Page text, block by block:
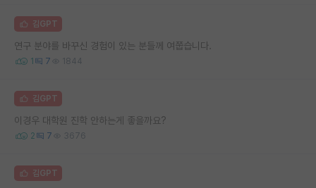
김GPT
연구 분야를 바꾸신 경험이 있는 분들께 여쭙습니다.
1 7 1844
김GPT
이경우 대학원 진학 안하는게 좋을까요?
2 7 3676
김GPT